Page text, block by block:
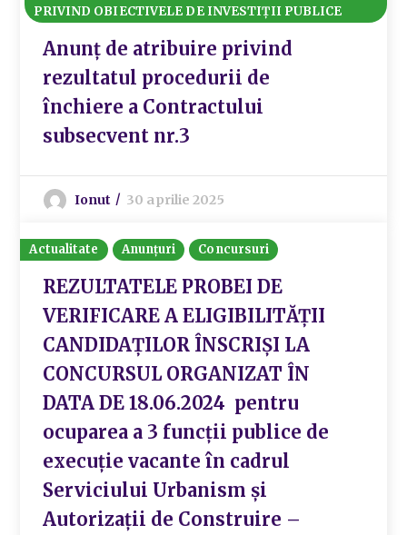
PRIVIND OBIECTIVELE DE INVESTIȚII PUBLICE
Anunț de atribuire privind
rezultatul procedurii de
închiere a Contractului
subsecvent nr.3
Ionut 30 aprilie 2025
Actualitate Anunțuri Concursuri
REZULTATELE PROBEI DE
VERIFICARE A ELIGIBILITĂŢII
CANDIDAŢILOR ÎNSCRIȘI LA
CONCURSUL ORGANIZAT ÎN
DATA DE 18.06.2024 pentru
ocuparea a 3 funcții publice de
execuție vacante în cadrul
Serviciului Urbanism și
Autorizații de Construire –